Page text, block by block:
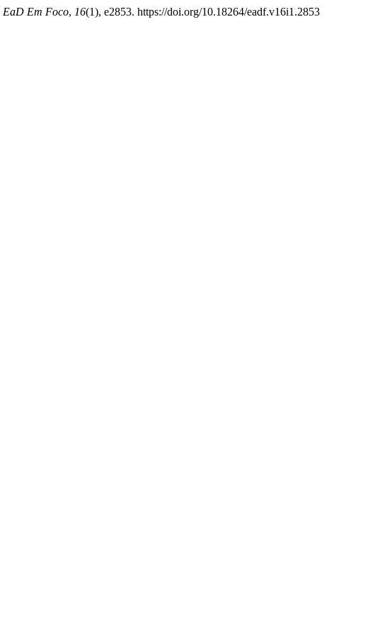
EaD Em Foco, 16(1), e2853. https://doi.org/10.18264/eadf.v16i1.2853